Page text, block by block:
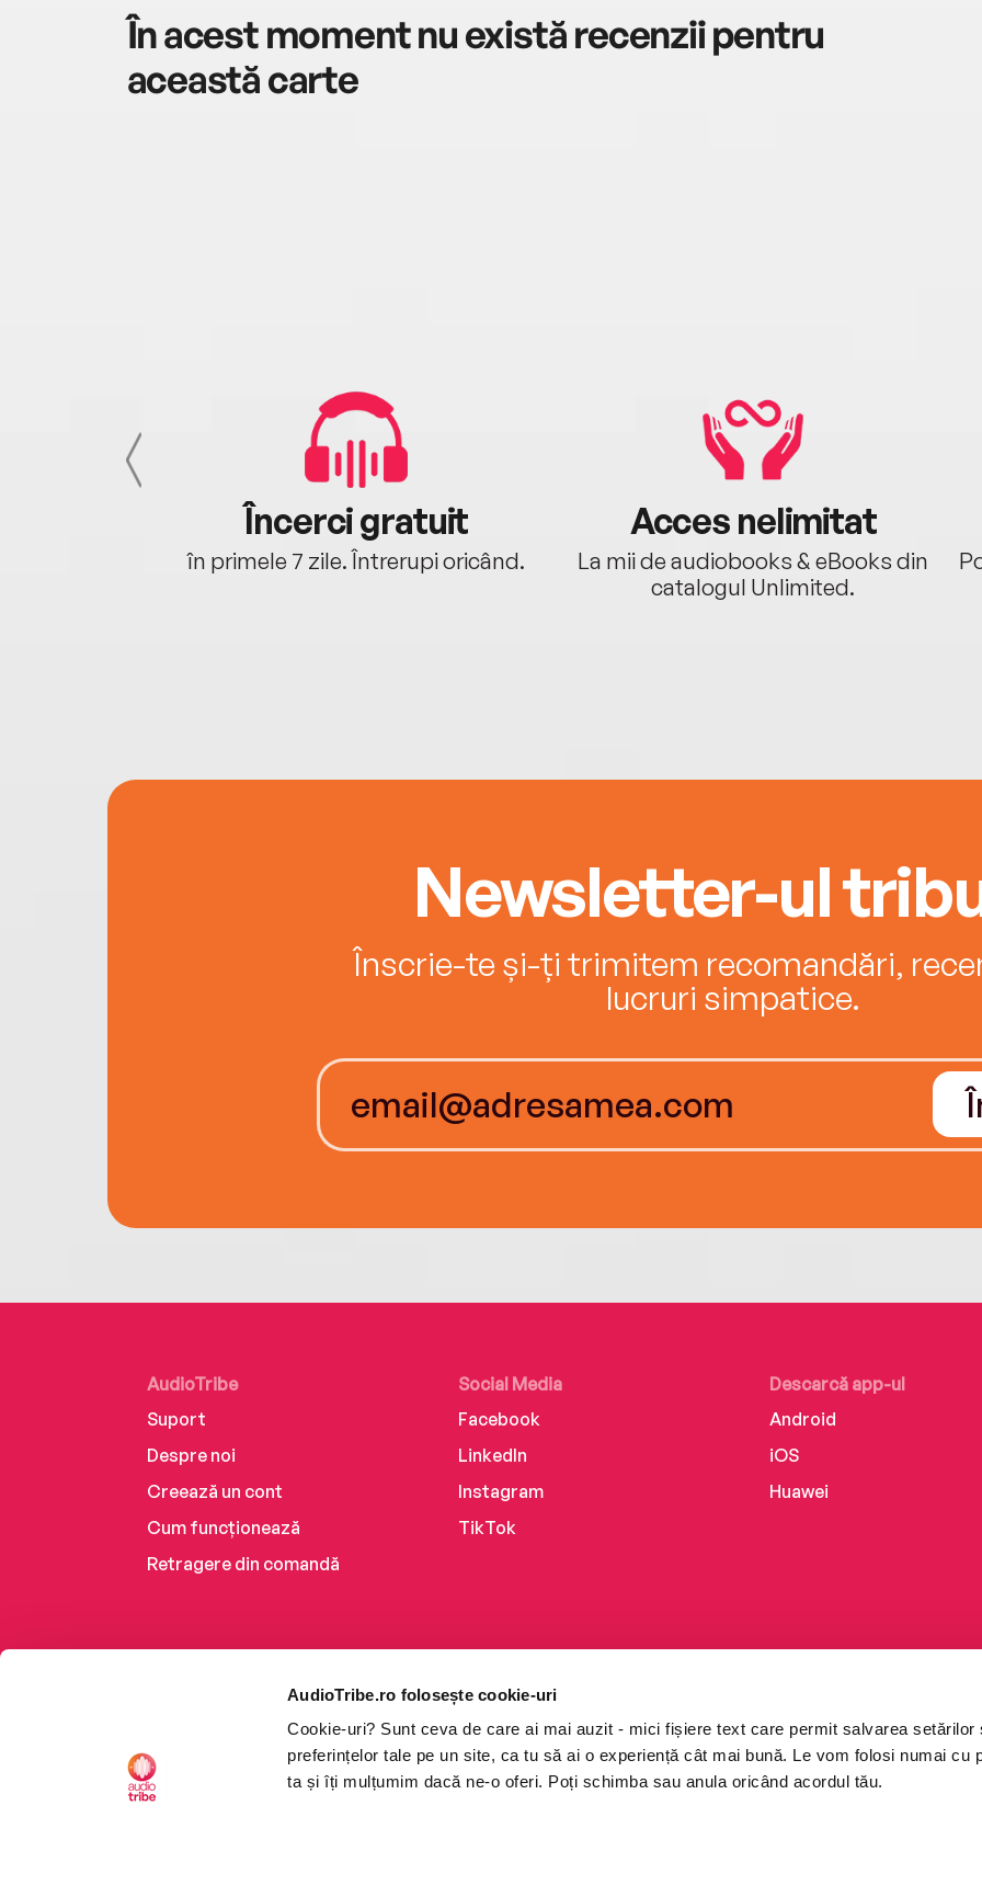
AudioTribe.ro folosește cookie-uri
Cookie-uri? Sunt ceva de care ai mai auzit - mici fișiere text care permit salvarea setărilor
preferințelor tale pe un site, ca tu să ai o experiență cât mai bună. Le vom folosi numai cu
ta și îți mulțumim dacă ne-o oferi. Poți schimba sau anula oricând acordul tău.
În acest moment nu există recenzii pentru
această carte
un
Încerci gratuit
în primele 7 zile. Întrerupi oricând.
Acces nelimitat
La mii de audiobooks & eBooks din
catalogul Unlimited.
Newsletter-ul
Înscrie-te și-ți trimitem recomandări,
lucruri simpatice.
AudioTribe
Suport
Despre noi
Creează un cont
Cum funcționează
Retragere din comandă
Social Media
Facebook
LinkedIn
Instagram
TikTok
Descarcă app-ul
Android
iOS
Huawei